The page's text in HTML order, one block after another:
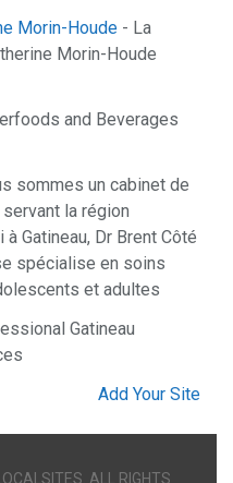
Morin-Houde - La
Morin-Houde
and Beverages
sommes un cabinet de
la région
Gatineau, Dr Brent Côté
spécialise en soins
et adultes
Gatineau
Add Your Site
ALL RIGHTS